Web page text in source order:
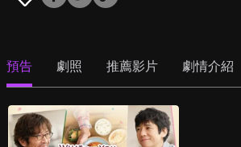
預告 劇照 推薦影片 劇情介紹